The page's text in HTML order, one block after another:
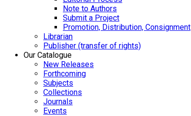
Note to Authors
Submit a Project
Promotion, Distribution, Consignment
Librarian
Publisher (transfer of rights)
Our Catalogue
New Releases
Forthcoming
Subjects
Collections
Journals
Events